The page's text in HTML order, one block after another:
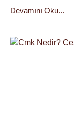
Devamını Oku...